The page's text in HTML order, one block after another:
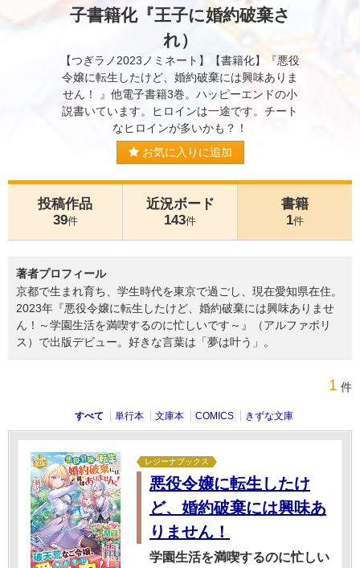
子書籍化『王子に婚約破棄さ
れ）
【つぎラノ2023ノミネート】【書籍化】『悪役
令嬢に転生したけど、婚約破棄には興味ありま
せん！ 』他電子書籍3巻。ハッピーエンドの小
説書いています。ヒロインは一途です。チート
なヒロインが多いかも？！
お気に入りに追加
投稿作品
39件
近況ボード
143件
書籍
1件
著者プロフィール
京都で生まれ育ち、学生時代を東京で過ごし、現在愛知県在住。
2023年『悪役令嬢に転生したけど、婚約破棄には興味ありませ
ん！～学園生活を満喫するのに忙しいです～』（アルファポリ
ス）で出版デビュー。好きな言葉は「夢は叶う」。
1 件
すべて 単行本 文庫本 COMICS きずな文庫
レジーナブックス
悪役令嬢に転生したけ
ど、婚約破棄には興味あ
りません！
学園生活を満喫するのに忙しい